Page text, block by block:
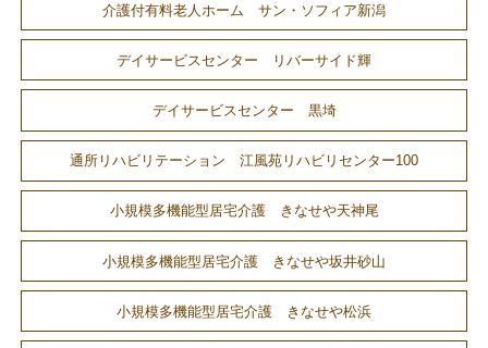
介護付有料老人ホーム サン・ソフィア新潟
デイサービスセンター リバーサイド輝
デイサービスセンター 黒埼
通所リハビリテーション 江風苑リハビリセンター100
小規模多機能型居宅介護 きなせや天神尾
小規模多機能型居宅介護 きなせや坂井砂山
小規模多機能型居宅介護 きなせや松浜